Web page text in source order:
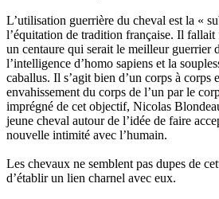
L’utilisation guerrière du cheval est la «
l’équitation de tradition française. Il
un centaure qui serait le meilleur guerrier
l’intelligence d’homo sapiens et la
caballus. Il s’agit bien d’un corps à corps
envahissement du corps de l’un par le
imprégné de cet objectif, Nicolas
jeune cheval autour de l’idée de faire
nouvelle intimité avec l’humain.
Les chevaux ne semblent pas dupes de
d’établir un lien charnel avec eux.